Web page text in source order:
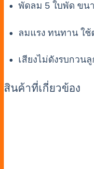
พัดลม 5 ใบพัด ขน
ลมแรง ทนทาน ใช้
เสียงไม่ดังรบกวน
สินค้าที่เกี่ยวข้อง